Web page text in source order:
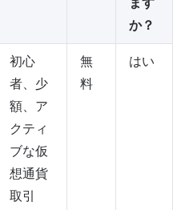
か？
初心
者、少
額、ア
クティ
ブな仮
想通貨
取引
無
料
はい